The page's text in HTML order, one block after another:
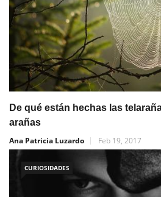
De qué están hechas las
arañas
Ana Patricia Luzardo
Feb 19, 2017
CURIOSIDADES